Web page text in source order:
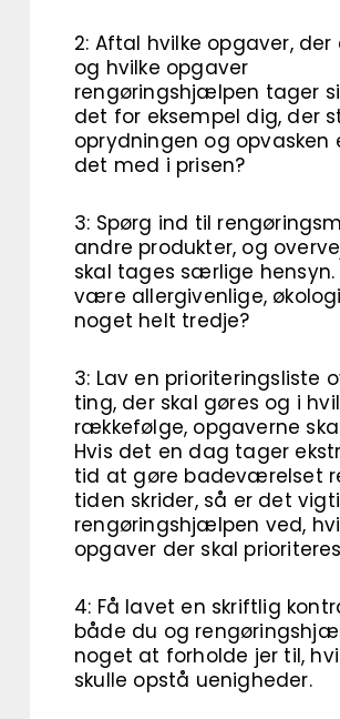
2: Aftal hvilke opgaver, der
og hvilke opgaver
rengøringshjælpen tager
det for eksempel dig, der
oprydningen og opvasken
det med i prisen?
3: Spørg ind til
andre produkter, og
skal tages særlige hensyn.
være allergivenlige,
noget helt tredje?
3: Lav en prioriteringsliste
ting, der skal gøres og i
rækkefølge, opgaverne
Hvis det en dag tager
tid at gøre badeværelset
tiden skrider, så er det
rengøringshjælpen ved,
opgaver der skal
4: Få lavet en skriftlig
både du og
noget at forholde jer til,
skulle opstå uenigheder.